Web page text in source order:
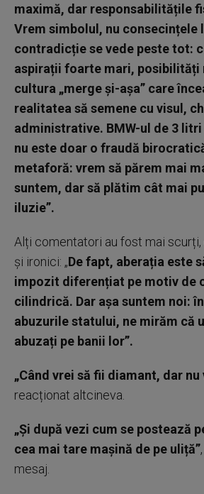
maximă, dar responsabilitățile
Vrem simbolul, nu consecințele
contradicție se vede peste tot:
aspirații foarte mari, posibilități
cultura „merge și-așa” care
realitatea să semene cu visul,
administrative. BMW-ul de 3
nu este doar o fraudă
metaforă: vrem să părem mai
suntem, dar să plătim cât mai
iluzie”.
Alți comentatori au fost mai
și ironici: „De fapt, aberația este
impozit diferențiat pe motiv de
cilindrică. Dar așa suntem noi:
abuzurile statului, ne mirăm că
abuzați pe banii lor”.
„Când vrei să fii diamant, dar
reacționat altcineva.
„Și după vezi cum se postează
cea mai tare mașină de pe uliță”
mesaj.